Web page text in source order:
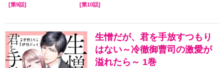
[第9話] [第10話]
生憎だが、君を手放すつもり
はない～冷徹御曹司の激愛が
溢れたら～ 1巻